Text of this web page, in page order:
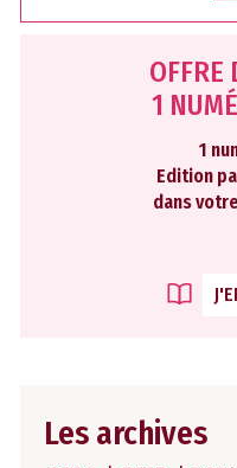
OFFRE
1
1
Edition
dans
Les archives